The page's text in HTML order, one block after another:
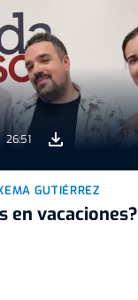
26:51
GUTIÉRREZ
en vacaciones?